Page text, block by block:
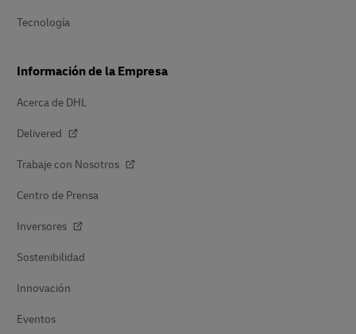
Tecnología
Información de la Empresa
Acerca de DHL
Delivered
Trabaje con Nosotros
Centro de Prensa
Inversores
Sostenibilidad
Innovación
Eventos